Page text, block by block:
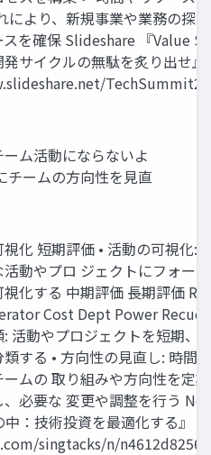
により、新規事業や業務の探
スを確保 Slideshare 『Value
サイクルの無駄を炙り出せ』
ム活動にならないよ
チームの方向性を見直
化 短期評価 • 活動の可視化:
動やプロ ジェクトにフォー
化する 中期評価 長期評価
Cost Dept Power
活動やプロジェクトを短期、
する • 方向性の見直し: 時間
ームの 取り組みや方向性を定
、必要な 変更や調整を行う
中：技術投資を最適化する』
singtacks/n/